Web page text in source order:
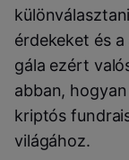
érdekeket és a
gála ezért
abban,
kriptós
világához.